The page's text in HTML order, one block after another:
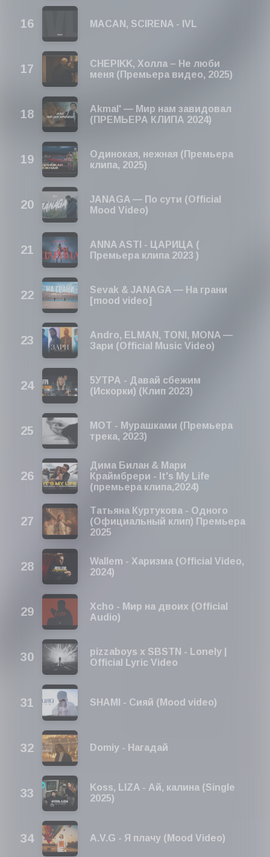
MACAN, SCIRENA - IVL
CHEPIKK, Холла – Не люби
меня (Премьера видео, 2025)
Akmal' — Мир нам завидовал
(ПРЕМЬЕРА КЛИПА 2024)
Одинокая, нежная (Премьера
клипа, 2025)
JANAGA — По сути (Official
Mood Video)
ANNA ASTI - ЦАРИЦА (
Премьера клипа 2023 )
Sevak & JANAGA — На грани
[mood video]
Andro, ELMAN, TONI, MONA —
Зари (Official Music Video)
5УТРА - Давай сбежим
(Искорки) (Клип 2023)
МОТ - Мурашками (Премьера
трека, 2023)
Дима Билан & Мари
Краймбрери - It's My Life
(премьера клипа,2024)
Татьяна Куртукова - Одного
(Официальный клип) Премьера
2025
Wallem - Харизма (Official Video,
2024)
Xcho - Мир на двоих (Official
Audio)
pizzaboys x SBSTN - Lonely |
Official Lyric Video
SHAMI - Сияй (Mood video)
Domiy - Нагадай
Koss, LIZA - Ай, калина (Single
2025)
A.V.G - Я плачу (Mood Video)